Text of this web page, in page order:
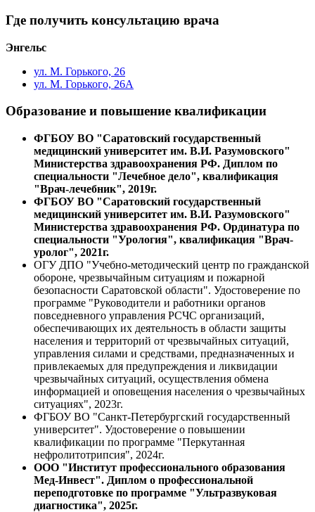
Где получить консультацию врача
Энгельс
ул. М. Горького, 26
ул. М. Горького, 26А
Образование и повышение квалификации
ФГБОУ ВО "Саратовский государственный
медицинский университет им. В.И. Разумовского"
Министерства здравоохранения РФ. Диплом по
специальности "Лечебное дело", квалификация
"Врач-лечебник", 2019г.
ФГБОУ ВО "Саратовский государственный
медицинский университет им. В.И. Разумовского"
Министерства здравоохранения РФ. Ординатура по
специальности "Урология", квалификация "Врач-
уролог", 2021г.
ОГУ ДПО "Учебно-методический центр по гражданской
обороне, чрезвычайным ситуациям и пожарной
безопасности Саратовской области". Удостоверение по
программе "Руководители и работники органов
повседневного управления РСЧС организаций,
обеспечивающих их деятельность в области защиты
населения и территорий от чрезвычайных ситуаций,
управления силами и средствами, предназначенных и
привлекаемых для предупреждения и ликвидации
чрезвычайных ситуаций, осуществления обмена
информацией и оповещения населения о чрезвычайных
ситуациях", 2023г.
ФГБОУ ВО "Санкт-Петербургский государственный
университет". Удостоверение о повышении
квалификации по программе "Перкутанная
нефролитотрипсия", 2024г.
ООО "Институт профессионального образования
Мед-Инвест". Диплом о профессиональной
переподготовке по программе "Ультразвуковая
диагностика", 2025г.